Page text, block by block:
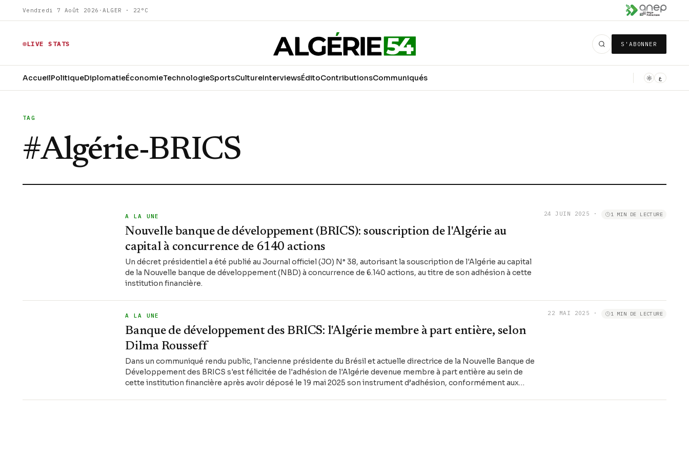
Vendredi 7 Août 2026 ·ALGER · 22°C
LIVE STATS S'ABONNER
AccueilPolitiqueDiplomatieÉconomieTechnologieSportsCultureInterviewsÉditoContributionsCommuniqués ع
TAG
#Algérie-BRICS
A LA UNE
Nouvelle banque de développement (BRICS): souscription de l'Algérie au
capital à concurrence de 6140 actions
Un décret présidentiel a été publié au Journal officiel (JO) N° 38, autorisant la souscription de l'Algérie au capital
de la Nouvelle banque de développement (NBD) à concurrence de 6.140 actions, au titre de son adhésion à cette
institution financière.
24 JUIN 2025 · 1 MIN DE LECTURE
A LA UNE
Banque de développement des BRICS: l'Algérie membre à part entière, selon
Dilma Rousseff
Dans un communiqué rendu public, l'ancienne présidente du Brésil et actuelle directrice de la Nouvelle Banque de
Développement des BRICS s'est félicitée de l'adhésion de l'Algérie devenue membre à part entière au sein de
cette institution financière après avoir déposé le 19 mai 2025 son instrument d’adhésion, conformément aux
22 MAI 2025 · 1 MIN DE LECTURE